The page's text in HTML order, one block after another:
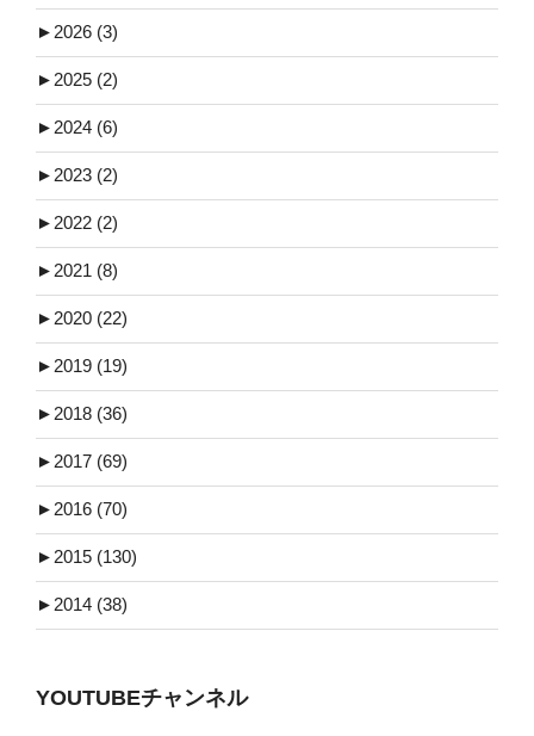
► 2026 (3)
► 2025 (2)
► 2024 (6)
► 2023 (2)
► 2022 (2)
► 2021 (8)
► 2020 (22)
► 2019 (19)
► 2018 (36)
► 2017 (69)
► 2016 (70)
► 2015 (130)
► 2014 (38)
YOUTUBEチャンネル